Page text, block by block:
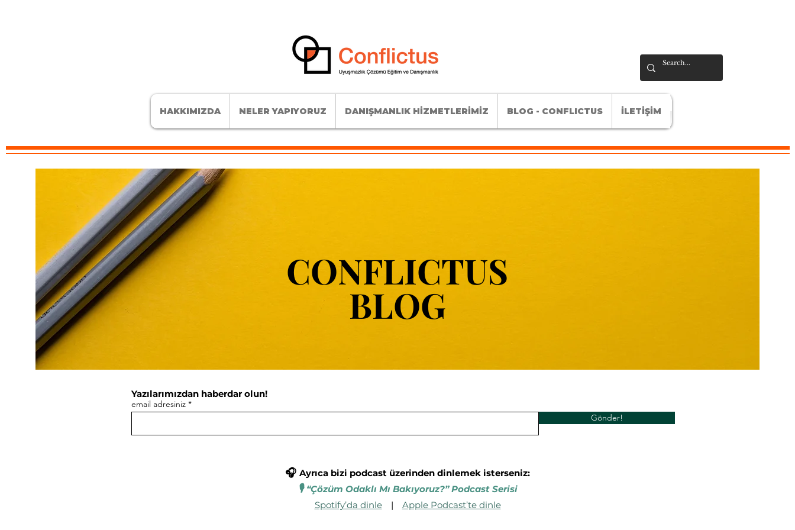
HAKKIMIZDA NELER YAPIYORUZ DANIŞMANLIK HİZMETLERİMİZ BLOG - CONFLICTUS İLETİŞİM
CONFLICTUS
BLOG
CONFLICTUS
BLOG
Yazılarımızdan haberdar olun!
email adresiniz
Gönder!
🎧 Ayrıca bizi podcast üzerinden dinlemek isterseniz:
🎙️ “Çözüm Odaklı Mı Bakıyoruz?” Podcast Serisi
Spotify’da dinle| Apple Podcast’te dinle